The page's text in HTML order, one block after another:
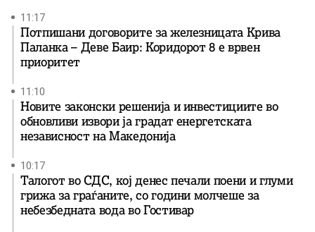
11:17
Потпишани договорите за железницата Крива
Паланка – Деве Баир: Коридорот 8 е врвен
приоритет
11:10
Новите законски решенија и инвестициите во
обновливи извори ја градат енергетската
независност на Македонија
10:17
Талогот во СДС, кој денес печали поени и глуми
грижа за граѓаните, со години молчеше за
небезбедната вода во Гостивар